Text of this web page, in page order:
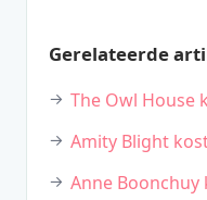
Gerelateerde
The Owl House
Amity Blight
Anne